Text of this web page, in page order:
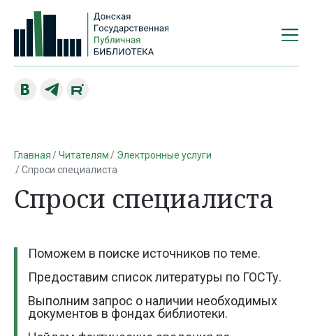
Главная Читателям
Электронные услуги
Спроси специалиста
Спроси специалиста
Поможем в поиске источников по теме.
Предоставим список литературы по ГОСТу.
Выполним запрос о наличии необходимых
документов в фондах библиотеки.